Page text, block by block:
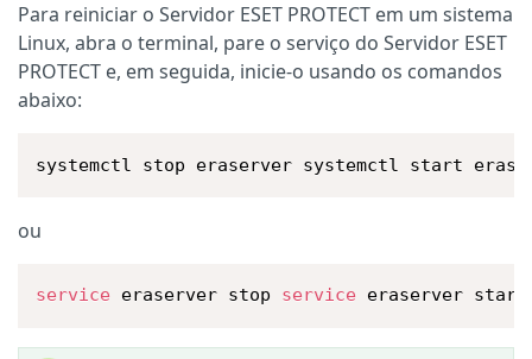
Para reiniciar o Servidor ESET PROTECT em um sistema
Linux, abra o terminal, pare o serviço do Servidor ESET
PROTECT e, em seguida, inicie-o usando os comandos
abaixo:
systemctl stop eraserver systemctl start
ou
service eraserver stop service eraserver start